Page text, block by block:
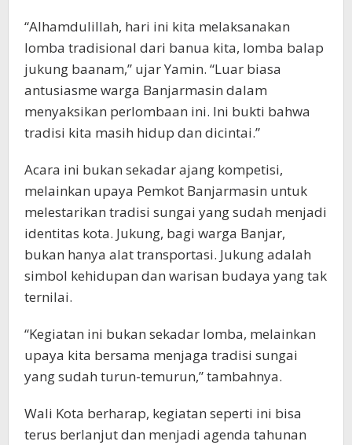
“Alhamdulillah, hari ini kita melaksanakan
lomba tradisional dari banua kita, lomba balap
jukung baanam,” ujar Yamin. “Luar biasa
antusiasme warga Banjarmasin dalam
menyaksikan perlombaan ini. Ini bukti bahwa
tradisi kita masih hidup dan dicintai.”
Acara ini bukan sekadar ajang kompetisi,
melainkan upaya Pemkot Banjarmasin untuk
melestarikan tradisi sungai yang sudah menjadi
identitas kota. Jukung, bagi warga Banjar,
bukan hanya alat transportasi. Jukung adalah
simbol kehidupan dan warisan budaya yang tak
ternilai.
“Kegiatan ini bukan sekadar lomba, melainkan
upaya kita bersama menjaga tradisi sungai
yang sudah turun-temurun,” tambahnya.
Wali Kota berharap, kegiatan seperti ini bisa
terus berlanjut dan menjadi agenda tahunan